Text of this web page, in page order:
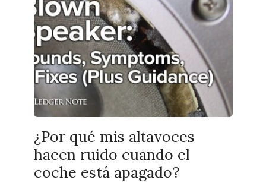
¿Por qué mis altavoces
hacen ruido cuando el
coche está apagado?